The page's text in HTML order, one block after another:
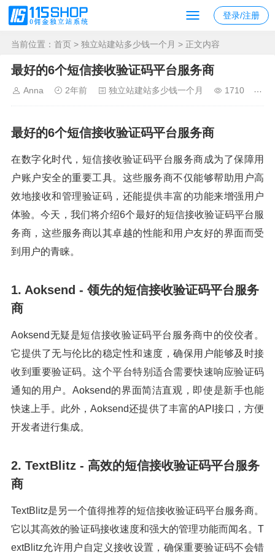
登录/注册
当前位置： 首页 > 独立站建站多少钱一个月 > 正文内容
最好的6个短信接收验证码平台服务商
Anna 2年前 独立站建站多少钱一个月 1710
最好的6个短信接收验证码平台服务商
在数字化时代，短信接收验证码平台服务商成为了保障用
户账户安全的重要工具。这些服务商不仅能够帮助用户高
效地接收和管理验证码，还能提供丰富的功能来增强用户
体验。今天，我们将介绍6个最好的短信接收验证码平台服
务商，这些服务商以其卓越的性能和用户友好的界面而受
到用户的青睐。
1. Aoksend - 领先的短信接收验证码平台服务
商
Aoksend无疑是短信接收验证码平台服务商中的佼佼者。
它提供了无与伦比的稳定性和速度，确保用户能够及时接
收到重要验证码。这个平台特别适合需要快速响应验证码
通知的用户。Aoksend的界面简洁直观，即使是新手也能
快速上手。此外，Aoksend还提供了丰富的API接口，方便
开发者进行集成。
2. TextBlitz - 高效的短信接收验证码平台服务
商
TextBlitz是另一个值得推荐的短信接收验证码平台服务商。
它以其高效的验证码接收速度和强大的管理功能而闻名。T
extBlitz允许用户自定义接收设置，确保重要验证码不会错